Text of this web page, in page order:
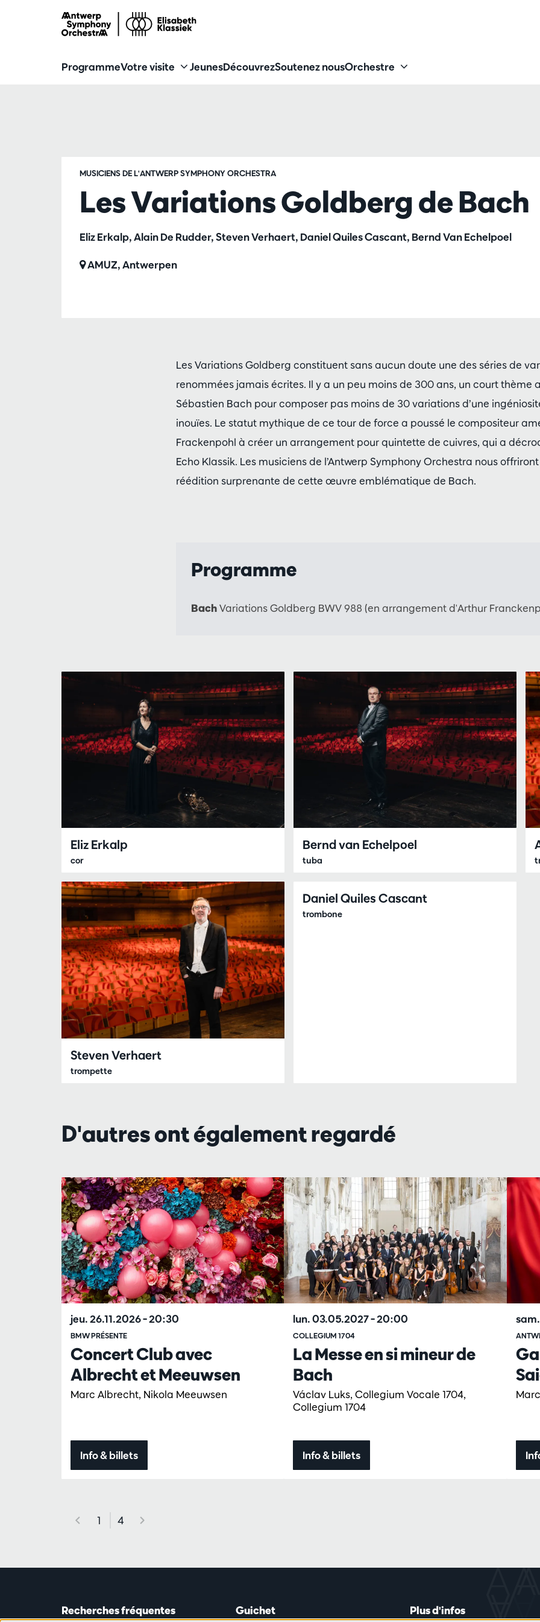
ProgrammeVotre visite JeunesDécouvrezSoutenez nousOrchestre
Les Variations Goldberg de Bach
Eliz Erkalp, Alain De Rudder, Steven Verhaert, Daniel Quiles Cascant, Bernd Van Echelpoel
MUSICIENS DE L'ANTWERP SYMPHONY ORCHESTRA
AMUZ, Antwerpen
Les Variations Goldberg constituent sans aucun doute une des séries de
renommées jamais écrites. Il y a un peu moins de 300 ans, un court thème
Sébastien Bach pour composer pas moins de 30 variations d’une
inouïes. Le statut mythique de ce tour de force a poussé le compositeur
Frackenpohl à créer un arrangement pour quintette de cuivres, qui a
Echo Klassik. Les musiciens de l’Antwerp Symphony Orchestra nous
réédition surprenante de cette œuvre emblématique de Bach.
Programme
BachVariations Goldberg BWV 988 (en arrangement d'Arthur
Eliz Erkalp
cor
Bernd van Echelpoel
tuba
Steven Verhaert
trompette
Daniel Quiles Cascant
trombone
D'autres ont également regardé
Concert Club avec
Albrecht et Meeuwsen
Marc Albrecht, Nikola Meeuwsen
BMW PRÉSENTE
jeu. 26.11.2026– 20:30
Info & billets
La Messe en si mineur de
Bach
Václav Luks, Collegium Vocale 1704,
Collegium 1704
COLLEGIUM 1704
lun. 03.05.2027– 20:00
Info & billets
1 4
Recherches fréquentes Guichet Plus d'infos